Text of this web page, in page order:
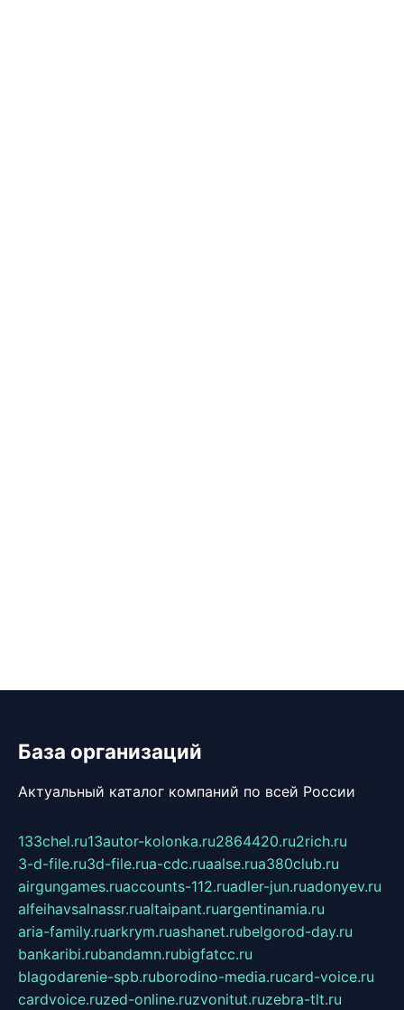
База организаций
Актуальный каталог компаний по всей России
133chel.ru13autor-kolonka.ru2864420.ru2rich.ru
3-d-file.ru3d-file.rua-cdc.ruaalse.rua380club.ru
airgungames.ruaccounts-112.ruadler-jun.ruadonyev.ru
alfeihavsalnassr.rualtaipant.ruargentinamia.ru
aria-family.ruarkrym.ruashanet.rubelgorod-day.ru
bankaribi.rubandamn.rubigfatcc.ru
blagodarenie-spb.ruborodino-media.rucard-voice.ru
cardvoice.ruzed-online.ruzvonitut.ruzebra-tlt.ru